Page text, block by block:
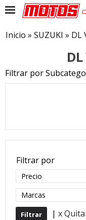
Inicio » SUZUKI » DL
Filtrar por
Filtrar por
Precio
Marcas
| x